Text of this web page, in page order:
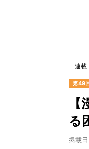
連載
第49回
る
掲載日